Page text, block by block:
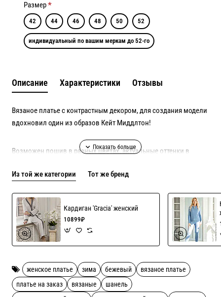
Размер
42 44 46 48 50 52
индивидуальный по вашим меркам до 52-го
Описание Характеристики Отзывы
Вязаное платье с контрастным декором, для создания модели
вдохновил один из образов Кейт Миддлтон!
Возможен пошив в разных цветах, актуальные оттенки в
Из той же категории
Тот же бренд
Кардиган 'Gracia' женский
10899₽
женское платье зима бежевый
вязаное платье
платье на заказ
вязаные
шанель